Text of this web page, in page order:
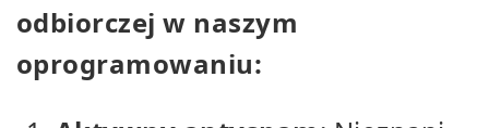
odbiorczej w naszym
oprogramowaniu: